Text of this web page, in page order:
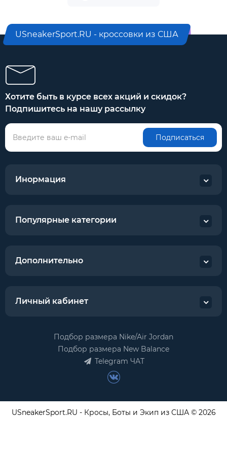
USneakerSport.RU - кроссовки из США
Хотите быть в курсе всех акций и скидок?
Подпишитесь на нашу рассылку
Подписаться
Инормация
Популярные категории
Дополнительно
Личный кабинет
Подбор размера Nike/Air Jordan
Подбор размера New Balance
Telegram ЧАТ
USneakerSport.RU - Кросы, Боты и Экип из США © 2026